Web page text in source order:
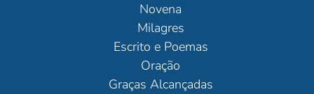
Novena
Milagres
Escrito e Poemas
Oração
Graças Alcançadas